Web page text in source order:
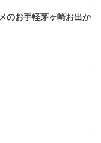
のお手軽茅ヶ崎お出か